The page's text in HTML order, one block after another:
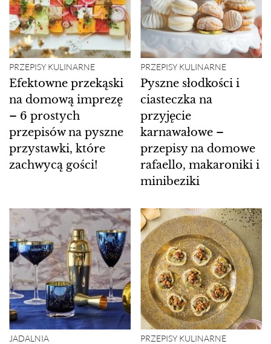
PRZEPISY KULINARNE
Efektowne przekąski
na domową imprezę
– 6 prostych
przepisów na pyszne
przystawki, które
zachwycą gości!
PRZEPISY KULINARNE
Pyszne słodkości i
ciasteczka na
przyjęcie
karnawałowe –
przepisy na domowe
rafaello, makaroniki i
minibeziki
JADALNIA PRZEPISY KULINARNE